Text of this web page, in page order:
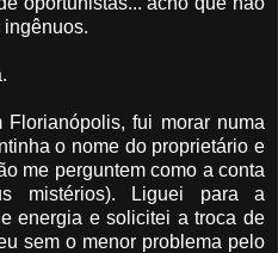
ingênuos.
fui morar numa
o nome do proprietário e
me perguntem como a conta
mistérios). Liguei para a
energia e solicitei a troca de
sem o menor problema pelo